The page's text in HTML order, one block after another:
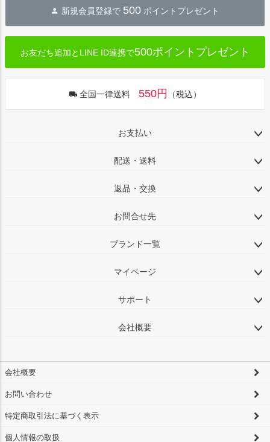
新規会員登録で 500 ポイントプレゼント
お友だち追加とLINE ID連携で500ポイントプレゼント
全国一律送料 550円 （税込）
お支払い
配送・送料
返品・交換
お問合せ先
ブランド一覧
マイページ
サポート
会社概要
会社概要
お問い合わせ
特定商取引法に基づく表示
個人情報の取扱